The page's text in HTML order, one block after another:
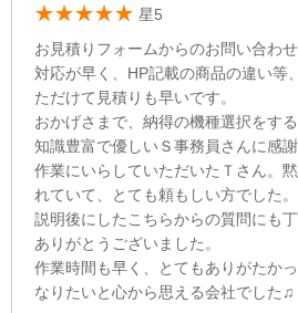
星5
お見積りフォームからのお問い合わせ
対応が早く、HP記載の商品の違い等
ただけて見積りも早いです。
おかげさまで、納得の機種選択をす
知識豊富で優しいＳ事務員さんに感謝
作業にいらしていただいたＴさん。
れていて、とても頼もしい方でした。
説明後にしたこちらからの質問にも
ありがとうございました。
作業時間も早く、とてもありがたか
なりたいと心から思える会社でした♫